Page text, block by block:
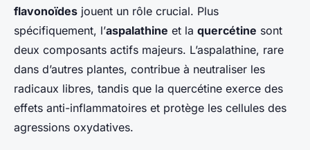
flavonoïdes jouent un rôle crucial. Plus
spécifiquement, l’aspalathine et la quercétine sont
deux composants actifs majeurs. L’aspalathine, rare
dans d’autres plantes, contribue à neutraliser les
radicaux libres, tandis que la quercétine exerce des
effets anti-inflammatoires et protège les cellules des
agressions oxydatives.